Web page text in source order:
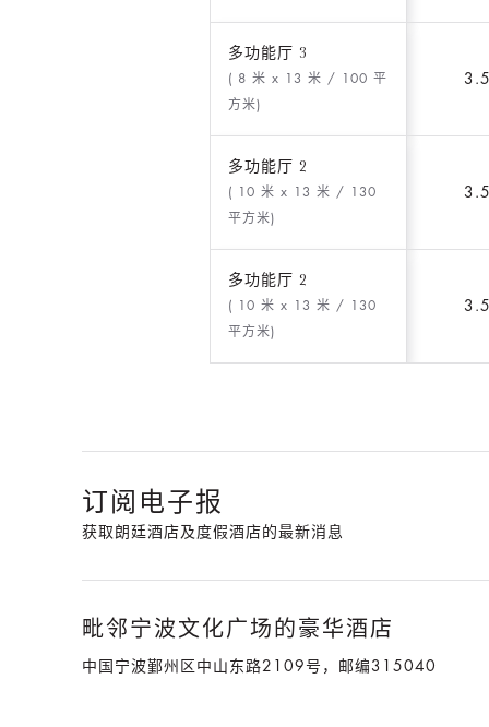
多功能厅 3
( 8 米 x 13 米 / 100 平
方米)
多功能厅 2
( 10 米 x 13 米 / 130
平方米)
多功能厅 2
( 10 米 x 13 米 / 130
平方米)
订阅电子报
获取朗廷酒店及度假酒店的最新消息
毗邻宁波文化广场的豪华酒店
中国宁波鄞州区中山东路2109号，邮编315040